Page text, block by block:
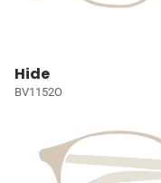
Hide
BV1152O